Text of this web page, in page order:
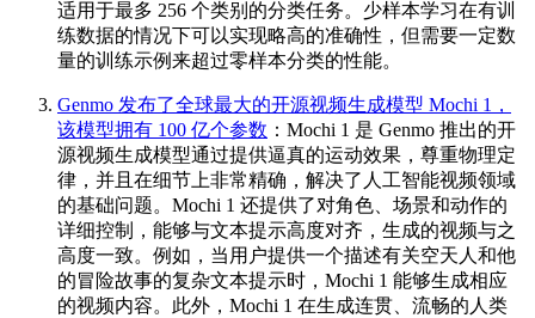
适用于最多 256 个类别的分类任务。少样本学习在有训
练数据的情况下可以实现略高的准确性，但需要一定数
量的训练示例来超过零样本分类的性能。
Genmo 发布了全球最大的开源视频生成模型 Mochi 1，
该模型拥有 100 亿个参数 ：Mochi 1 是 Genmo 推出的开
源视频生成模型通过提供逼真的运动效果，尊重物理定
律，并且在细节上非常精确，解决了人工智能视频领域
的基础问题。Mochi 1 还提供了对角色、场景和动作的
详细控制，能够与文本提示高度对齐，生成的视频与之
高度一致。例如，当用户提供一个描述有关空天人和他
的冒险故事的复杂文本提示时，Mochi 1 能够生成相应
的视频内容。此外，Mochi 1 在生成连贯、流畅的人类